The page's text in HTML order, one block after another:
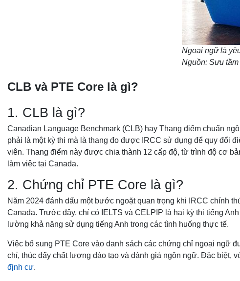
Ngoại ngữ là
Nguồn: Sưu tầm
CLB và PTE Core là gì?
1. CLB là gì?
Canadian Language Benchmark (CLB) hay Thang điểm chuẩn
phải là một kỳ thi mà là thang đo được IRCC sử dụng để quy đổi
viên. Thang điểm này được chia thành 12 cấp độ, từ trình độ cơ
làm việc tại Canada.
2. Chứng chỉ PTE Core là gì?
Năm 2024 đánh dấu một bước ngoặt quan trọng khi IRCC chính
Canada. Trước đây, chỉ có IELTS và CELPIP là hai kỳ thi tiếng
lường khả năng sử dụng tiếng Anh trong các tình huống thực tế.
Việc bổ sung PTE Core vào danh sách các chứng chỉ ngoại ngữ
chỉ, thúc đẩy chất lượng đào tạo và đánh giá ngôn ngữ. Đặc biệt,
định cư.